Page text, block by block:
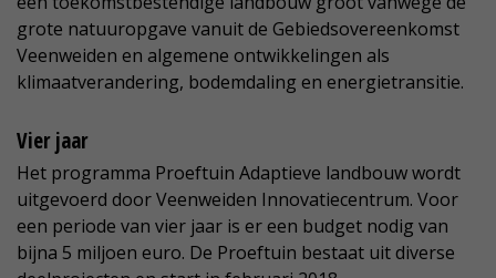
grote natuuropgave vanuit de Gebiedsovereenkomst
Veenweiden en algemene ontwikkelingen als
klimaatverandering, bodemdaling en energietransitie.
Vier jaar
Het programma Proeftuin Adaptieve landbouw wordt
uitgevoerd door Veenweiden Innovatiecentrum. Voor
een periode van vier jaar is er een budget nodig van
bijna 5 miljoen euro. De Proeftuin bestaat uit diverse